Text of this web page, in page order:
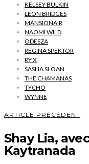
KELSEY BULKIN
LEON BRIDGES
MANSIONAIR
NAOMI WILD
ODESZA
REGINA SPEKTOR
RY X
SASHA SLOAN
THE CHAMANAS
TYCHO
WYNNE
ARTICLE PRÉCÉDENT
Shay Lia,
Kaytranada